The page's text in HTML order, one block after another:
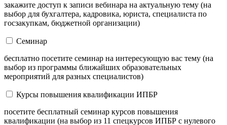
закажите доступ к записи вебинара на актуальную тему (на
выбор для бухгалтера, кадровика, юриста, специалиста по
госзакупкам, бюджетной организации)
Семинар
бесплатно посетите семинар на интересующую вас тему (на
выбор из программы ближайших образовательных
мероприятий для разных специалистов)
Курсы повышения квалификации ИПБР
посетите бесплатный семинар курсов повышения
квалификации (на выбор из 11 спецкурсов ИПБР с нулевого